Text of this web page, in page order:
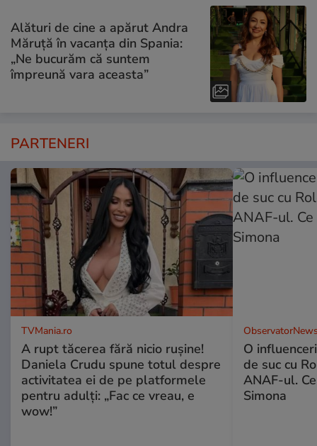
Alături de cine a apărut Andra
Măruță în vacanța din Spania:
„Ne bucurăm că suntem
împreună vara aceasta”
PARTENERI
TVMania.ro
A rupt tăcerea fără nicio rușine!
Daniela Crudu spune totul despre
activitatea ei de pe platformele
pentru adulți: „Fac ce vreau, e
wow!”
O
de suc cu
ANAF-ul.
Simona